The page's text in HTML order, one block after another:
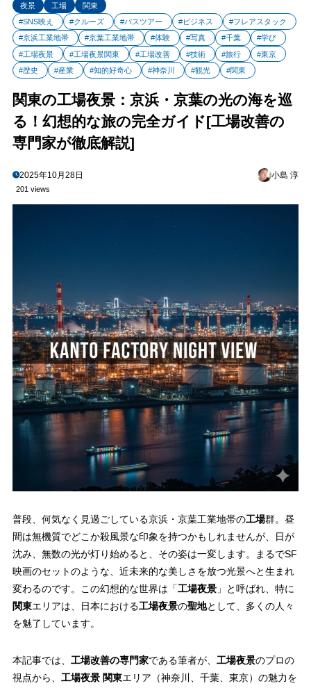
夜景 工場
関東
#SNS映え
#クルーズ #バスツアー #ビジネス
#フレアスタック
#京浜工業地帯
#京葉工業地帯 #体験 #写真 #千葉
#学び
#工場夜景
#工場夜景関東 #工場改善 #技術 #旅行
#東京
#歴史
#産業 #知的好奇心 #神奈川 #観光 #関東
関東の工場夜景：京浜・京葉の光の海を巡
る！幻想的な旅の完全ガイド[工場改善の
専門家が徹底解説]
2025年10月28日 小島 淳
201 views
普段、何気なく見過ごしている京浜・京葉工業地帯の工場群。昼
間は無機質でどこか殺風景な印象を持つかもしれませんが、日が
沈み、無数の光が灯り始めると、その姿は一変します。まるでSF
映画のセットのような、近未来的な美しさを放つ光景へと生まれ
変わるのです。この幻想的な世界は「工場夜景」と呼ばれ、特に
関東エリアは、日本における工場夜景の聖地として、多くの人々
を魅了しています。
本記事では、 工場改善の専門家である筆者が、 工場夜景のプロの
視点から、 工場夜景 関東エリア（神奈川、千葉、東京）の魅力を